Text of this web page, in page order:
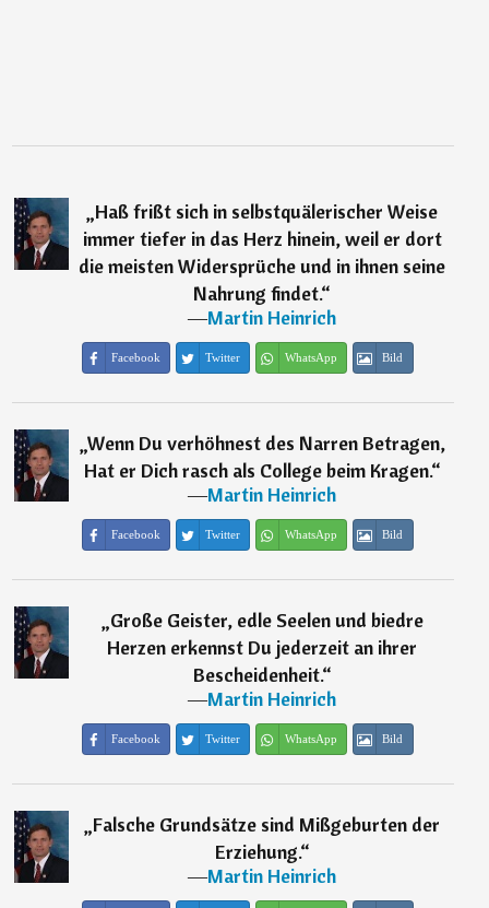
„Haß frißt sich in selbstquälerischer Weise
immer tiefer in das Herz hinein, weil er dort
die meisten Widersprüche und in ihnen seine
Nahrung findet.“
―Martin Heinrich
Facebook Twitter WhatsApp Bild
„Wenn Du verhöhnest des Narren Betragen,
Hat er Dich rasch als College beim Kragen.“
―Martin Heinrich
Facebook Twitter WhatsApp Bild
„Große Geister, edle Seelen und biedre
Herzen erkennst Du jederzeit an ihrer
Bescheidenheit.“
―Martin Heinrich
Facebook Twitter WhatsApp Bild
„Falsche Grundsätze sind Mißgeburten der
Erziehung.“
―Martin Heinrich